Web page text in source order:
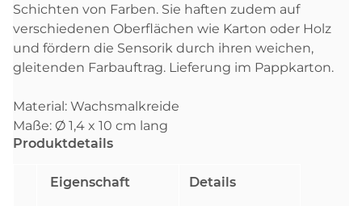
Schichten von Farben. Sie haften zudem auf
verschiedenen Oberflächen wie Karton oder Holz
und fördern die Sensorik durch ihren weichen,
gleitenden Farbauftrag. Lieferung im Pappkarton.
Material: Wachsmalkreide
Maße: Ø 1,4 x 10 cm lang
Produktdetails
Eigenschaft Details